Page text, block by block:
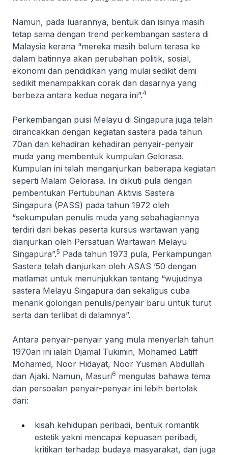
Namun, pada luarannya, bentuk dan isinya masih
tetap sama dengan trend perkembangan sastera di
Malaysia kerana “mereka masih belum terasa ke
dalam batinnya akan perubahan politik, sosial,
ekonomi dan pendidikan yang mulai sedikit demi
sedikit menampakkan corak dan dasarnya yang
berbeza antara kedua negara ini”.4
Perkembangan puisi Melayu di Singapura juga telah
dirancakkan dengan kegiatan sastera pada tahun
70an dan kehadiran kehadiran penyair-penyair
muda yang membentuk kumpulan Gelorasa.
Kumpulan ini telah menganjurkan beberapa kegiatan
seperti Malam Gelorasa. Ini diikuti pula dengan
pembentukan Pertubuhan Aktivis Sastera
Singapura (PASS) pada tahun 1972 oleh
“sekumpulan penulis muda yang sebahagiannya
terdiri dari bekas peserta kursus wartawan yang
dianjurkan oleh Persatuan Wartawan Melayu
Singapura”.5 Pada tahun 1973 pula, Perkampungan
Sastera telah dianjurkan oleh ASAS ’50 dengan
matlamat untuk menunjukkan tentang “wujudnya
sastera Melayu Singapura dan sekaligus cuba
menarik golongan penulis/penyair baru untuk turut
serta dan terlibat di dalamnya”.
Antara penyair-penyair yang mula menyerlah tahun
1970an ini ialah Djamal Tukimin, Mohamed Latiff
Mohamed, Noor Hidayat, Noor Yusman Abdullah
dan Ajaki. Namun, Masuri6 mengulas bahawa tema
dan persoalan penyair-penyair ini lebih bertolak
dari:
kisah kehidupan peribadi, bentuk romantik
estetik yakni mencapai kepuasan peribadi,
kritikan terhadap budaya masyarakat, dan juga